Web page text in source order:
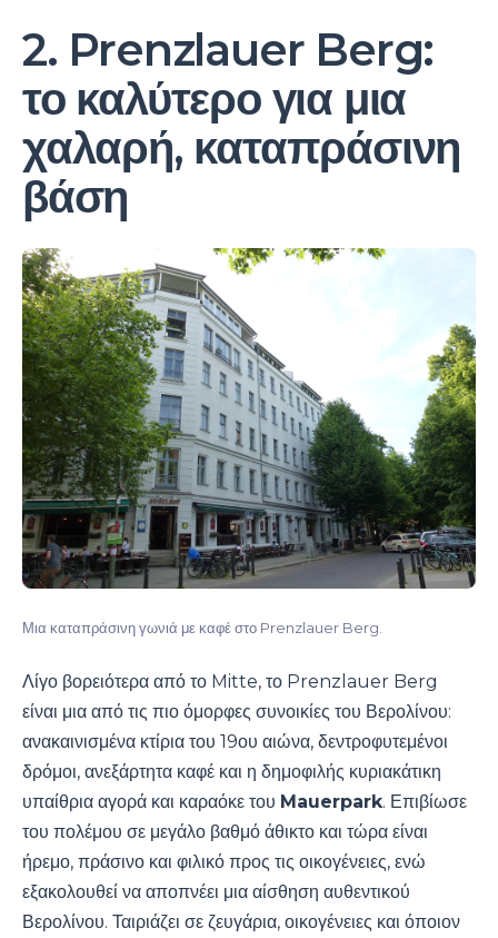
2. Prenzlauer Berg:
το καλύτερο για μια
χαλαρή, καταπράσινη
βάση
Μια καταπράσινη γωνιά με καφέ στο Prenzlauer Berg.
Λίγο βορειότερα από το Mitte, το Prenzlauer Berg
είναι μια από τις πιο όμορφες συνοικίες του Βερολίνου:
ανακαινισμένα κτίρια του 19ου αιώνα, δεντροφυτεμένοι
δρόμοι, ανεξάρτητα καφέ και η δημοφιλής κυριακάτικη
υπαίθρια αγορά και καραόκε του Mauerpark. Επιβίωσε
του πολέμου σε μεγάλο βαθμό άθικτο και τώρα είναι
ήρεμο, πράσινο και φιλικό προς τις οικογένειες, ενώ
εξακολουθεί να αποπνέει μια αίσθηση αυθεντικού
Βερολίνου. Ταιριάζει σε ζευγάρια, οικογένειες και όποιον